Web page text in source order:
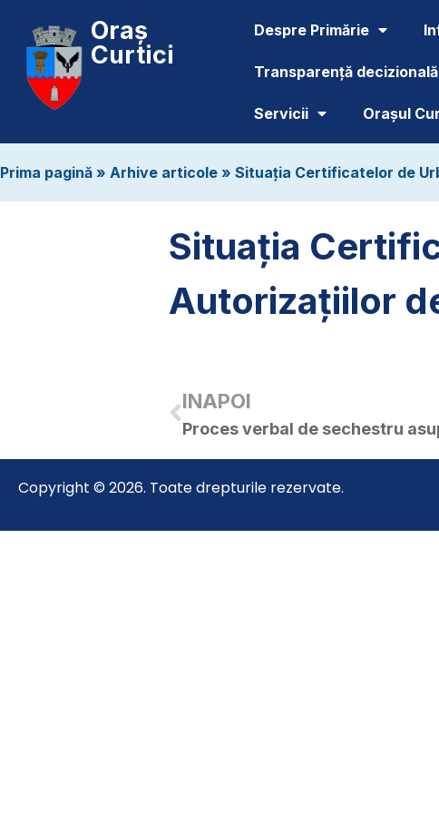
Oraș
Curtici
Despre Primărie
Transparență decizională
Servicii Orașul
Prima pagină » Arhive articole » Situația Certificatelor de
Situația
Autorizațiilor
INAPOI
Copyright © 2026. Toate drepturile rezervate.